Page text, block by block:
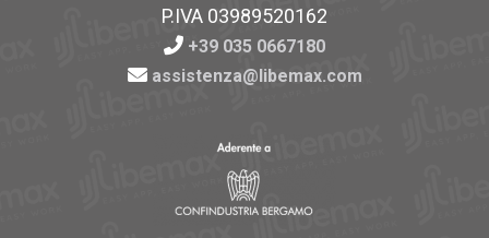
P.IVA 03989520162
+39 035 0667180
assistenza@libemax.com